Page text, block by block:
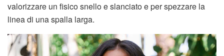
valorizzare un fisico snello e slanciato e per spezzare la
linea di una spalla larga.